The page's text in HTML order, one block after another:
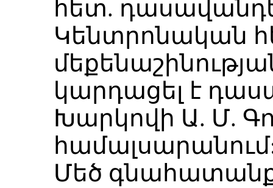
հետ.
Կենտրոնական
կարդացել է
Խարկովի Ա. Մ.
Մեծ